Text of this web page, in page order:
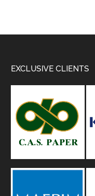
Footer
EXCLUSIVE CLIENTS